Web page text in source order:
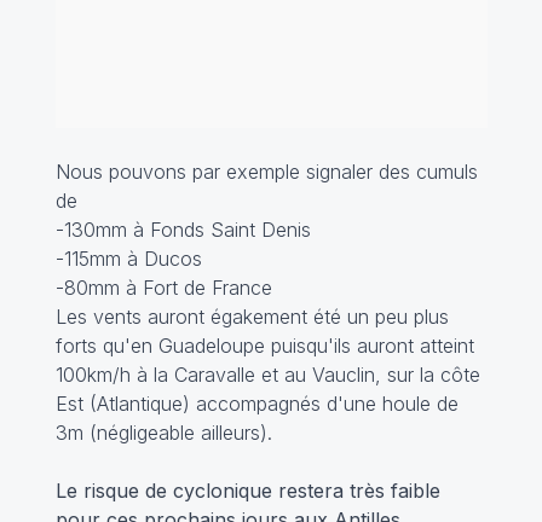
Nous pouvons par exemple signaler des cumuls
de
-130mm à Fonds Saint Denis
-115mm à Ducos
-80mm à Fort de France
Les vents auront égakement été un peu plus
forts qu'en Guadeloupe puisqu'ils auront atteint
100km/h à la Caravalle et au Vauclin, sur la côte
Est (Atlantique) accompagnés d'une houle de
3m (négligeable ailleurs).
Le risque de cyclonique restera très faible